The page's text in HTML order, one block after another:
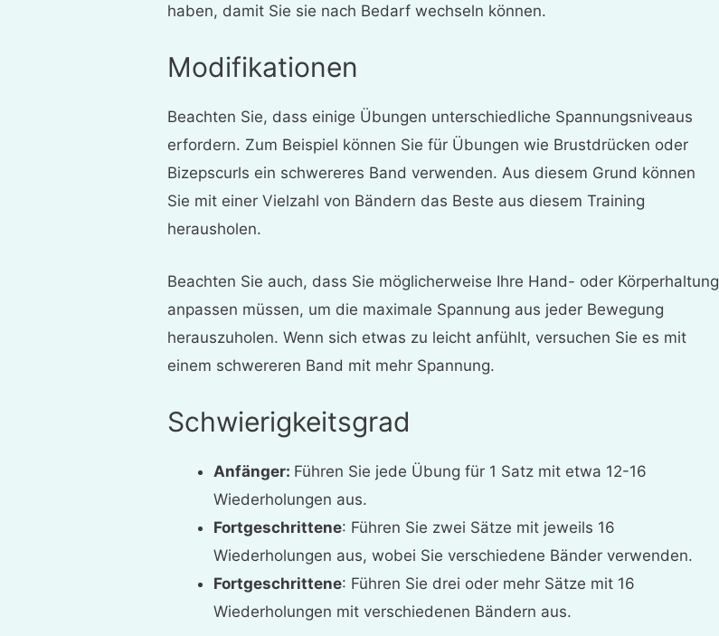
haben, damit Sie sie nach Bedarf wechseln können.
Modifikationen
Beachten Sie, dass einige Übungen unterschiedliche Spannungsniveaus
erfordern. Zum Beispiel können Sie für Übungen wie Brustdrücken oder
Bizepscurls ein schwereres Band verwenden. Aus diesem Grund können
Sie mit einer Vielzahl von Bändern das Beste aus diesem Training
herausholen.
Beachten Sie auch, dass Sie möglicherweise Ihre Hand- oder Körperhaltung
anpassen müssen, um die maximale Spannung aus jeder Bewegung
herauszuholen. Wenn sich etwas zu leicht anfühlt, versuchen Sie es mit
einem schwereren Band mit mehr Spannung.
Schwierigkeitsgrad
Anfänger: Führen Sie jede Übung für 1 Satz mit etwa 12-16
Wiederholungen aus.
Fortgeschrittene: Führen Sie zwei Sätze mit jeweils 16
Wiederholungen aus, wobei Sie verschiedene Bänder verwenden.
Fortgeschrittene: Führen Sie drei oder mehr Sätze mit 16
Wiederholungen mit verschiedenen Bändern aus.